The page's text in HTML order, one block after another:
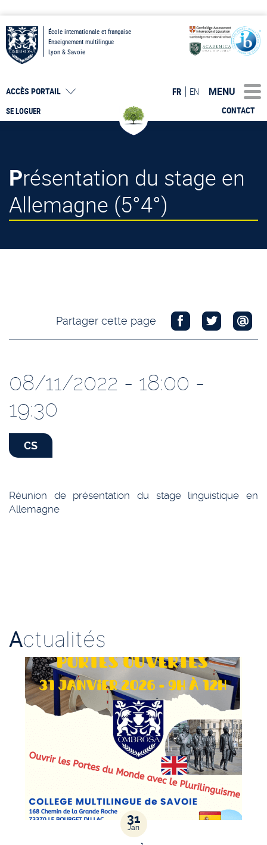
École internationale et française
Enseignement multilingue
Lyon & Savoie
SE LOGUER
ACCÈS PORTAIL
CONTACT
FR EN MENU
Présentation du stage en
Allemagne (5°4°)
Partager cette page
08/11/2022 - 18:00 -
19:30
CS
Réunion de présentation du stage linguistique en
Allemagne
Actualités
31
Jan